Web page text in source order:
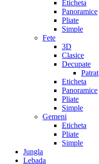
Eticheta
Panoramice
Pliate
Simple
Fete
3D
Clasice
Decupate
Patrat
Eticheta
Panoramice
Pliate
Simple
Gemeni
Eticheta
Pliate
Simple
Jungla
Lebada